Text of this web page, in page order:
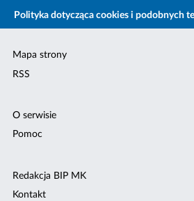
Polityka dotycząca cookies i podobnych
Mapa strony
RSS
O serwisie
Pomoc
Redakcja BIP MK
Kontakt